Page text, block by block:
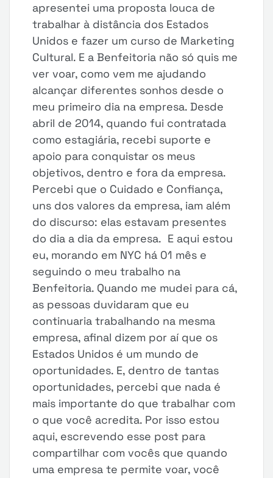
apresentei uma proposta louca de
trabalhar à distância dos Estados
Unidos e fazer um curso de Marketing
Cultural. E a Benfeitoria não só quis me
ver voar, como vem me ajudando
alcançar diferentes sonhos desde o
meu primeiro dia na empresa. Desde
abril de 2014, quando fui contratada
como estagiária, recebi suporte e
apoio para conquistar os meus
objetivos, dentro e fora da empresa.
Percebi que o Cuidado e Confiança,
uns dos valores da empresa, iam além
do discurso: elas estavam presentes
do dia a dia da empresa. E aqui estou
eu, morando em NYC há 01 mês e
seguindo o meu trabalho na
Benfeitoria. Quando me mudei para cá,
as pessoas duvidaram que eu
continuaria trabalhando na mesma
empresa, afinal dizem por aí que os
Estados Unidos é um mundo de
oportunidades. E, dentro de tantas
oportunidades, percebi que nada é
mais importante do que trabalhar com
o que você acredita. Por isso estou
aqui, escrevendo esse post para
compartilhar com vocês que quando
uma empresa te permite voar, você